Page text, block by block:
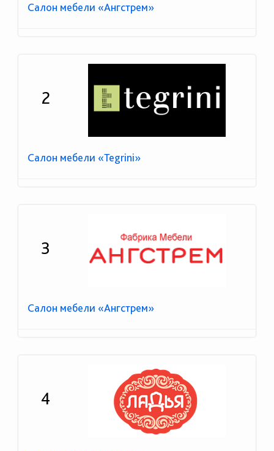
Салон мебели «Ангстрем»
2
Салон мебели «Tegrini»
3
Салон мебели «Ангстрем»
4